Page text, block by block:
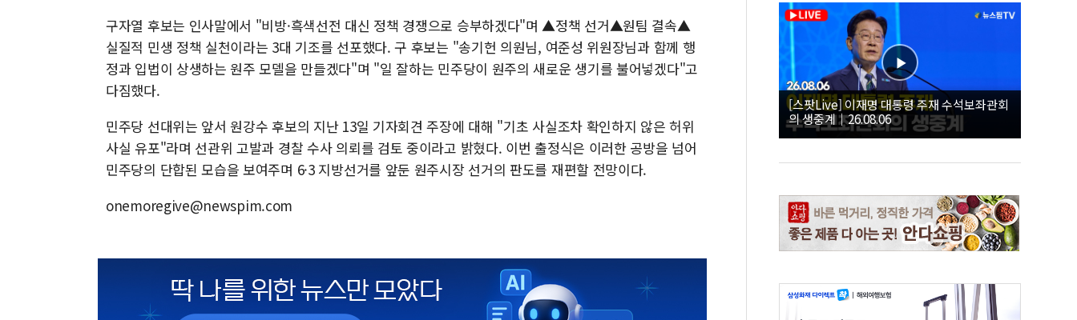
구자열 후보는 인사말에서 "비방·흑색선전 대신 정책 경쟁으로 승부하겠다"며 ▲정책 선거▲원팀 결속▲
실질적 민생 정책 실천이라는 3대 기조를 선포했다. 구 후보는 "송기헌 의원님, 여준성 위원장님과 함께 행
정과 입법이 상생하는 원주 모델을 만들겠다"며 "일 잘하는 민주당이 원주의 새로운 생기를 불어넣겠다"고
다짐했다.
민주당 선대위는 앞서 원강수 후보의 지난 13일 기자회견 주장에 대해 "기초 사실조차 확인하지 않은 허위
사실 유포"라며 선관위 고발과 경찰 수사 의뢰를 검토 중이라고 밝혔다. 이번 출정식은 이러한 공방을 넘어
민주당의 단합된 모습을 보여주며 6·3 지방선거를 앞둔 원주시장 선거의 판도를 재편할 전망이다.
onemoregive@newspim.com
[스팟Live] 이재명 대통령 주재 수석보좌관회
의 생중계｜26.08.06